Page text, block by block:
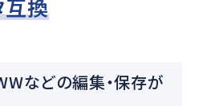
互換
などの編集・保存が